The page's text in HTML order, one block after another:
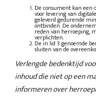
De consument kan een
voor levering van
geleverd gedurende
ontbinden. De
reden van herroeping,
verplichten.
De in lid 3 genoemde
sluiten van de
Verlengde bedenktijd
inhoud die niet op een
informeren over